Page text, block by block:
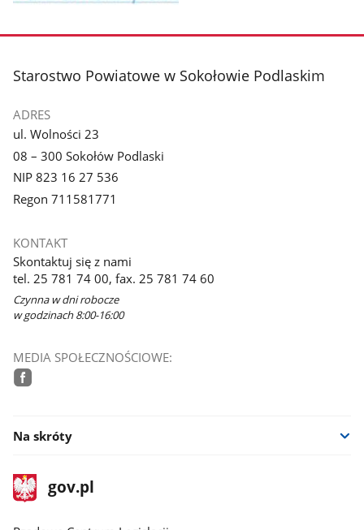
galerii.
stopka
Starostwo Powiatowe w Sokołowie Podlaskim
ADRES
ul. Wolności 23
08 – 300 Sokołów Podlaski
NIP 823 16 27 536
Regon 711581771
KONTAKT
Skontaktuj się z nami
tel. 25 781 74 00, fax. 25 781 74 60
Czynna w dni robocze
w godzinach 8:00-16:00
MEDIA SPOŁECZNOŚCIOWE:
Na skróty
stopka
gov.plStrona
gov.pl